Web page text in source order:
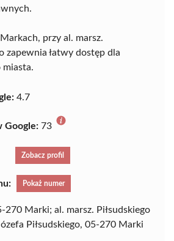
przy al. marsz.
zapewnia łatwy dostęp dla
miasta.
4.7
Google: 73
Zobacz profil
Pokaż numer
270 Marki; al. marsz. Piłsudskiego
Piłsudskiego, 05-270 Marki